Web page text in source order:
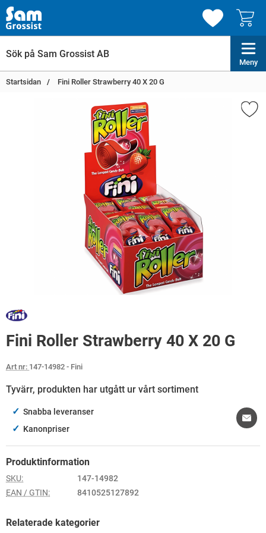
Meny
Startsidan Fini Roller Strawberry 40 X 20 G
Fini Roller Strawberry 40 X 20 G
Art nr: 147-14982 - Fini
Tyvärr, produkten har utgått ur vårt sortiment
✓ Snabba leveranser
✓ Kanonpriser
Produktinformation
SKU:
147-14982
EAN / GTIN:
8410525127892
Relaterade kategorier